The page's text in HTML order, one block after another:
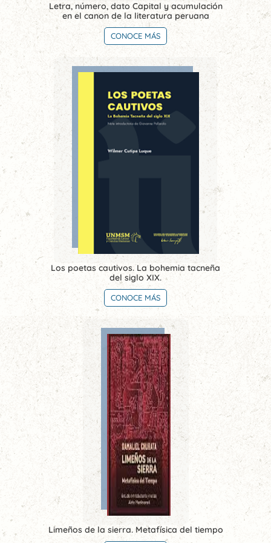
Letra, número, dato Capital y acumulación
en el canon de la literatura peruana
CONOCE MÁS
Los poetas cautivos. La bohemia tacneña
del siglo XIX.
CONOCE MÁS
Limeños de la sierra. Metafísica del tiempo